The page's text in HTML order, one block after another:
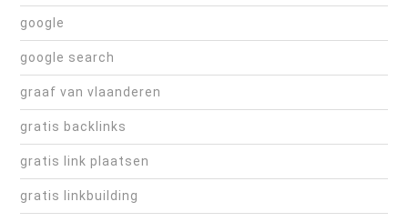
google
google search
graaf van vlaanderen
gratis backlinks
gratis link plaatsen
gratis linkbuilding